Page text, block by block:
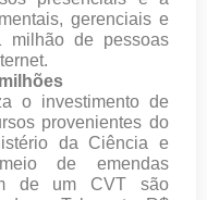
gerenciais e
milhão de pessoas
o investimento de
provenientes do
da Ciência e
de emendas
de um CVT são